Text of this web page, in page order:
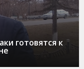
готовятся к